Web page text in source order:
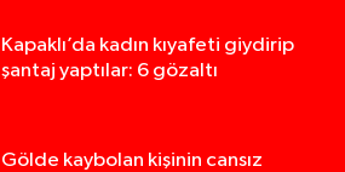
Kapaklı’da kadın kıyafeti giydirip
şantaj yaptılar: 6 gözaltı
Gölde kaybolan kişinin cansız